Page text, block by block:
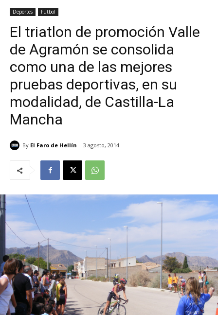
Deportes Fútbol
El triatlon de promoción Valle
de Agramón se consolida
como una de las mejores
pruebas deportivas, en su
modalidad, de Castilla-La
Mancha
By El Faro de Hellín 3 agosto, 2014